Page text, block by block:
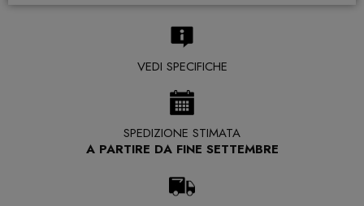
VEDI SPECIFICHE
SPEDIZIONE STIMATA
A PARTIRE DA FINE SETTEMBRE